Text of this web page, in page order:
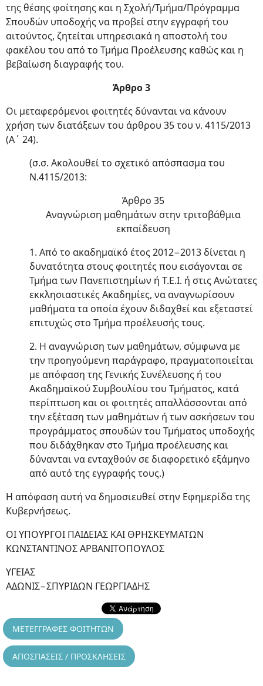
της θέσης φοίτησης και η Σχολή/Τμήμα/Πρόγραμμα
Σπουδών υποδοχής να προβεί στην εγγραφή του
αιτούντος, ζητείται υπηρεσιακά η αποστολή του
φακέλου του από το Τμήμα Προέλευσης καθώς και η
βεβαίωση διαγραφής του.
Άρθρο 3
Οι μεταφερόμενοι φοιτητές δύνανται να κάνουν
χρήση των διατάξεων του άρθρου 35 του ν. 4115/2013
(Α΄ 24).
(σ.σ. Ακολουθεί το σχετικό απόσπασμα του
Ν.4115/2013:
Άρθρο 35
Αναγνώριση μαθημάτων στην τριτοβάθμια
εκπαίδευση
1. Από το ακαδημαϊκό έτος 2012−2013 δίνεται η
δυνατότητα στους φοιτητές που εισάγονται σε
Τμήμα των Πανεπιστημίων ή Τ.Ε.Ι. ή στις Ανώτατες
εκκλησιαστικές Ακαδημίες, να αναγνωρίσουν
μαθήματα τα οποία έχουν διδαχθεί και εξεταστεί
επιτυχώς στο Τμήμα προέλευσής τους.
2. Η αναγνώριση των μαθημάτων, σύμφωνα με
την προηγούμενη παράγραφο, πραγματοποιείται
με απόφαση της Γενικής Συνέλευσης ή του
Ακαδημαϊκού Συμβουλίου του Τμήματος, κατά
περίπτωση και οι φοιτητές απαλλάσσονται από
την εξέταση των μαθημάτων ή των ασκήσεων του
προγράμματος σπουδών του Τμήματος υποδοχής
που διδάχθηκαν στο Τμήμα προέλευσης και
δύνανται να ενταχθούν σε διαφορετικό εξάμηνο
από αυτό της εγγραφής τους.)
Η απόφαση αυτή να δημοσιευθεί στην Εφημερίδα της
Κυβερνήσεως.
ΟΙ ΥΠΟΥΡΓΟΙ ΠΑΙΔΕΙΑΣ ΚΑΙ ΘΡΗΣΚΕΥΜΑΤΩΝ
ΚΩΝΣΤΑΝΤΙΝΟΣ ΑΡΒΑΝΙΤΟΠΟΥΛΟΣ
ΥΓΕΙΑΣ
ΑΔΩΝΙΣ−ΣΠΥΡΙΔΩΝ ΓΕΩΡΓΙΑΔΗΣ
ΜΕΤΕΓΓΡΑΦΕΣ ΦΟΙΤΗΤΩΝ
ΑΠΟΣΠΑΣΕΙΣ / ΠΡΟΣΚΛΗΣΕΙΣ